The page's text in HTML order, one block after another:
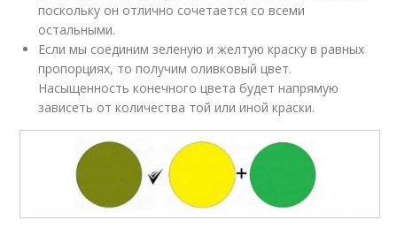
поскольку он отлично сочетается со всеми
остальными.
Если мы соединим зеленую и желтую краску в равных
пропорциях, то получим оливковый цвет.
Насыщенность конечного цвета будет напрямую
зависеть от количества той или иной краски.